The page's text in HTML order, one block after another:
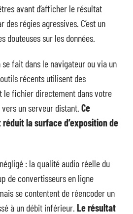
avant d’afficher le résultat
régies agressives. C’est un
douteuses sur les données.
fait dans le navigateur ou via un
récents utilisent des
le fichier directement dans votre
un serveur distant. Ce
la surface d’exposition de
: la qualité audio réelle du
de convertisseurs en ligne
se contentent de réencoder un
à un débit inférieur. Le résultat